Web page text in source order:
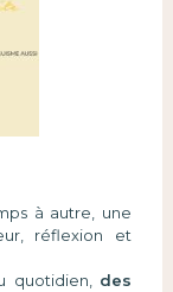
à autre, une
réflexion et
quotidien, des